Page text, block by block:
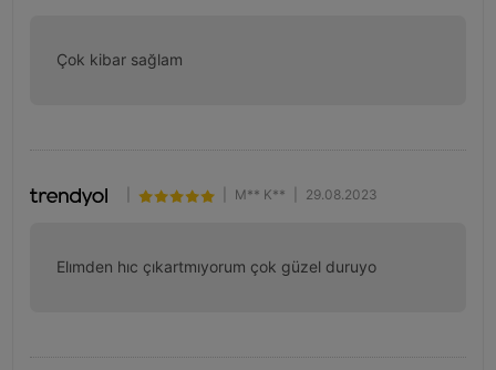
Çok kibar sağlam
M** K** 29.08.2023
Elımden hıc çıkartmıyorum çok güzel duruyo